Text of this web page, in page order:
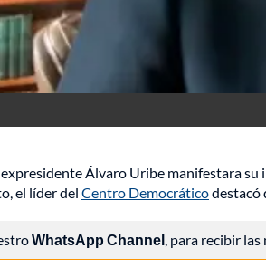
expresidente Álvaro Uribe manifestara
el líder del Centro Democráticodestacó
WhatsApp Channel , para recibir